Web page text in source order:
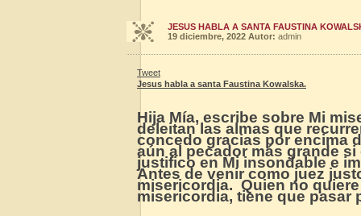
JESUS HABLA A SANTA FAUSTINA
19 diciembre, 2022 Autor: admin
Tweet
Jesus habla a santa Faustina Kowalska.
Hija Mía, escribe sobre Mi
deleitan las almas que
concedo gracias por encima
aún al pecador más grande
justifico en Mi insondable e
Antes de venir como juez
misericordia. Quien no
misericordia, tiene que pasar